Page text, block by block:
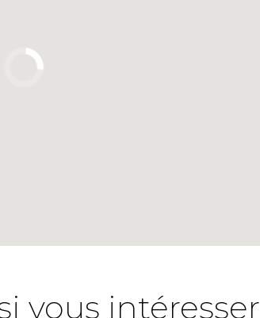
vous intéresser